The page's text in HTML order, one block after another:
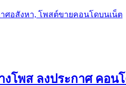
ศอสังหา, โพสต์ขายคอนโดบนเน็ต
งโพส ลงประกาศ คอ